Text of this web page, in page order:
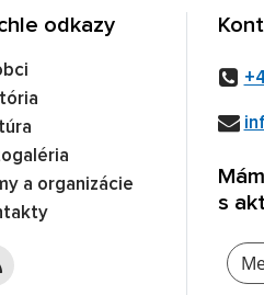
odkazy
a organizácie
s